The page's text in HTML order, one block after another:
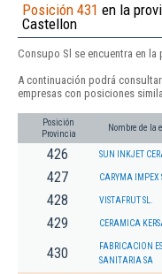
Posición 431 en la
Castellon
Consupo Sl se encuentra en
A continuación podrá
empresas con posiciones
Posición
Provincia
Nombre de la
426 SUN INKJET
427 CARYMA IMPEX
428 VISTAFRUT SL.
429 CERAMICA
430
FABRICACION
SANITARIA SA